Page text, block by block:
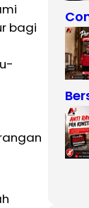
bagi